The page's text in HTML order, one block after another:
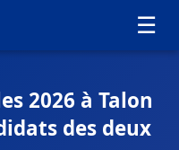
☰
2026 à Talon
des deux